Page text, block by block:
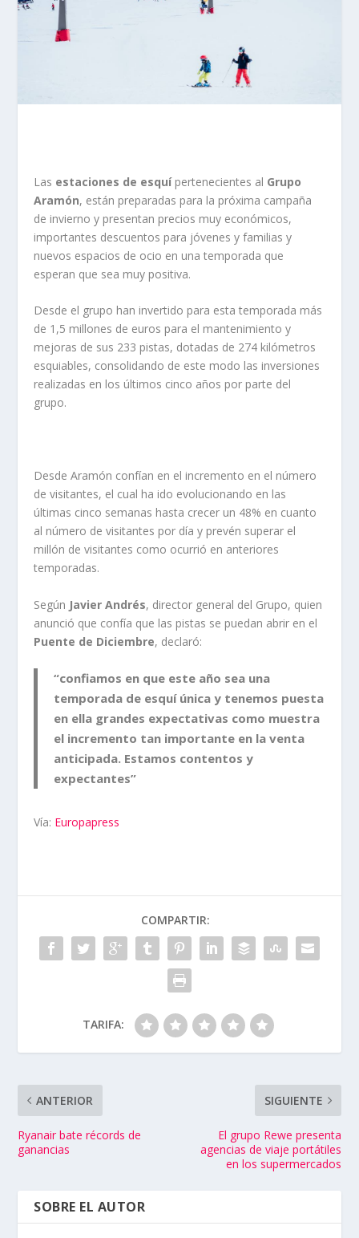
Las estaciones de esquípertenecientes al Grupo
Aramón, están preparadas para la próxima campaña
de invierno y presentan precios muy económicos,
importantes descuentos para jóvenes y familias y
nuevos espacios de ocio en una temporada que
esperan que sea muy positiva.
Desde el grupo han invertido para esta temporada más
de 1,5 millones de euros para el mantenimiento y
mejoras de sus 233 pistas, dotadas de 274 kilómetros
esquiables, consolidando de este modo las inversiones
realizadas en los últimos cinco años por parte del
grupo.
Desde Aramón confían en el incremento en el número
de visitantes, el cual ha ido evolucionando en las
últimas cinco semanas hasta crecer un 48% en cuanto
al número de visitantes por día y prevén superar el
millón de visitantes como ocurrió en anteriores
temporadas.
Según Javier Andrés, director general del Grupo, quien
anunció que confía que las pistas se puedan abrir en el
Puente de Diciembre, declaró:
“confiamos en que este año sea una
temporada de esquí única y tenemos puesta
en ella grandes expectativas como muestra
el incremento tan importante en la venta
anticipada. Estamos contentos y
expectantes”
Vía: Europapress
COMPARTIR:
TARIFA:
ANTERIOR
Ryanair bate récords de
ganancias
SIGUIENTE
El grupo Rewe presenta
agencias de viaje portátiles
en los supermercados
SOBRE EL AUTOR